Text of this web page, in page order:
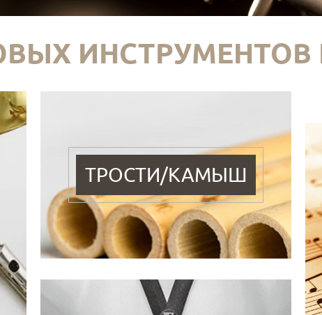
ИНСТРУМЕНТОВ
ТРОСТИ/КАМЫШ